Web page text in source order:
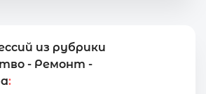
из рубрики
- Ремонт -
: